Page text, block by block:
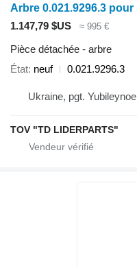
1.147,79 $US ≈ 995 €
Pièce détachée - arbre
État neuf 0.021.9296.3
Ukraine, pgt. Yubileynoe
TOV "TD LIDERPARTS"